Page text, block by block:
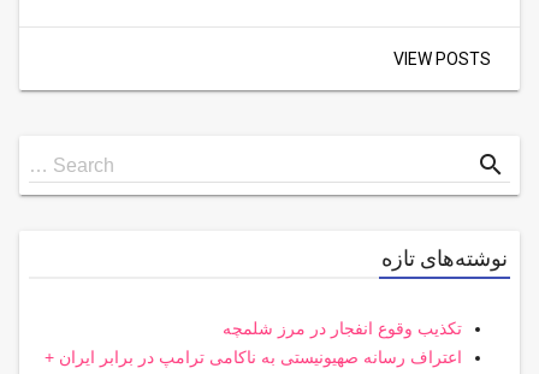
VIEW POSTS
Search
for
Search … search
نوشته‌های تازه
تکذیب وقوع انفجار در مرز شلمچه
اعتراف رسانه صهیونیستی به ناکامی ترامپ در برابر ایران +